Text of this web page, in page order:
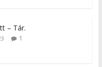
– Tár.
1